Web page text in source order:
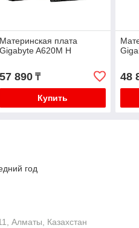
Материнская плата
Gigabyte A620M H
57 890₸
Купить
48
год
Алматы, Казахстан